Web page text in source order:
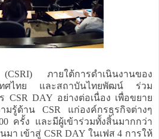
ภายใต้การดำเนินงานของ
เทศไทย และสถาบันไทยพัฒน์ ร่วม
CSR DAY อย่างต่อเนื่อง เพื่อขยาย
มรู้ด้าน CSR แก่องค์กรธุรกิจต่างๆ
ครั้ง และมีผู้เข้าร่วมทั้งสิ้นมากกว่า
มา เข้าสู่ CSR DAY ในเฟส 4 การให้